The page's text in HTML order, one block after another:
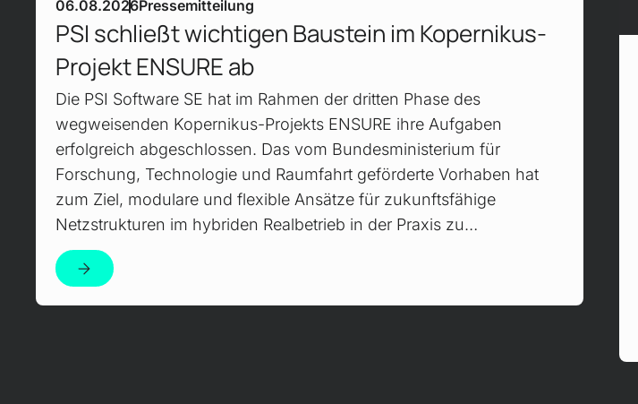
06.08.2026Pressemitteilung
PSI schließt wichtigen Baustein im Kopernikus-
Projekt ENSURE ab
Die PSI Software SE hat im Rahmen der dritten Phase des
wegweisenden Kopernikus-Projekts ENSURE ihre Aufgaben
erfolgreich abgeschlossen. Das vom Bundesministerium für
Forschung, Technologie und Raumfahrt geförderte Vorhaben hat
zum Ziel, modulare und flexible Ansätze für zukunftsfähige
Netzstrukturen im hybriden Realbetrieb in der Praxis zu…